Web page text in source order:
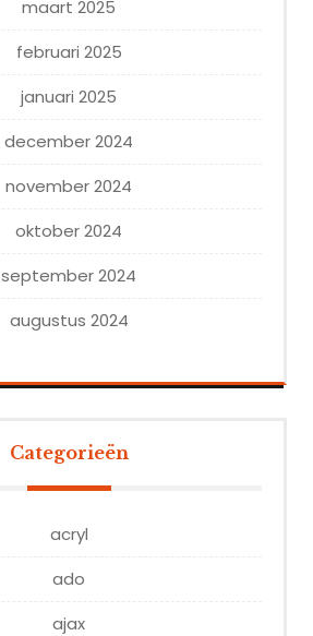
maart 2025
februari 2025
januari 2025
december 2024
november 2024
oktober 2024
september 2024
augustus 2024
Categorieën
acryl
ado
ajax